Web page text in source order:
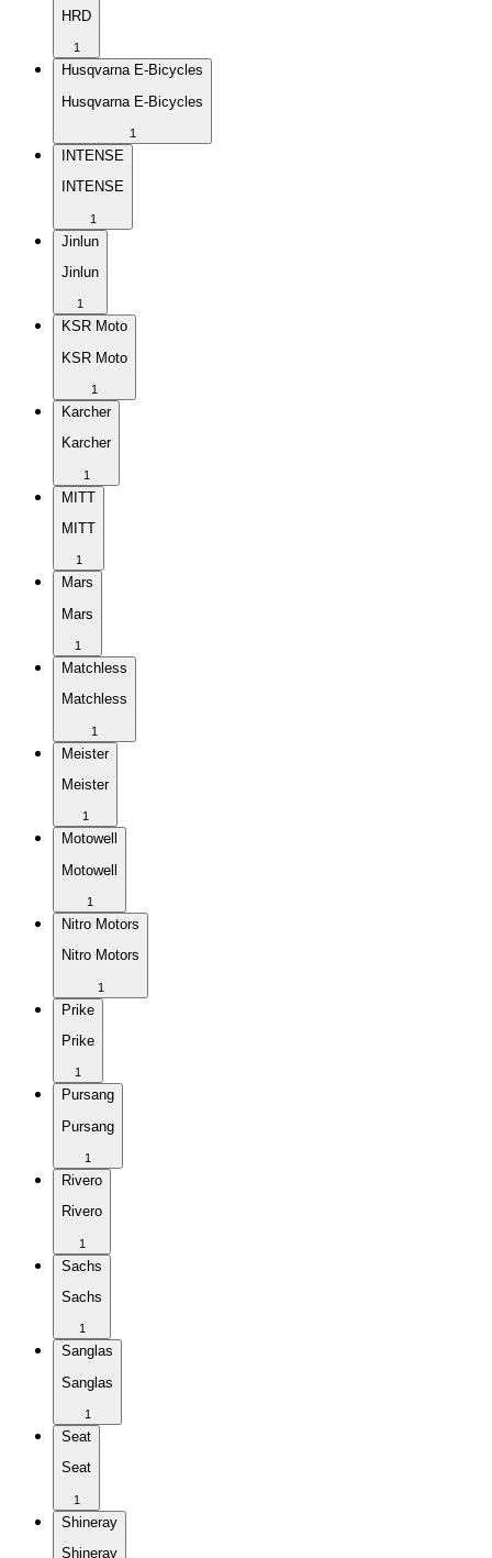
HRD
1
Husqvarna E-Bicycles
Husqvarna E-Bicycles
1
INTENSE
INTENSE
1
Jinlun
Jinlun
1
KSR Moto
KSR Moto
1
Karcher
Karcher
1
MITT
MITT
1
Mars
Mars
1
Matchless
Matchless
1
Meister
Meister
1
Motowell
Motowell
1
Nitro Motors
Nitro Motors
1
Prike
Prike
1
Pursang
Pursang
1
Rivero
Rivero
1
Sachs
Sachs
1
Sanglas
Sanglas
1
Seat
Seat
1
Shineray
Shineray